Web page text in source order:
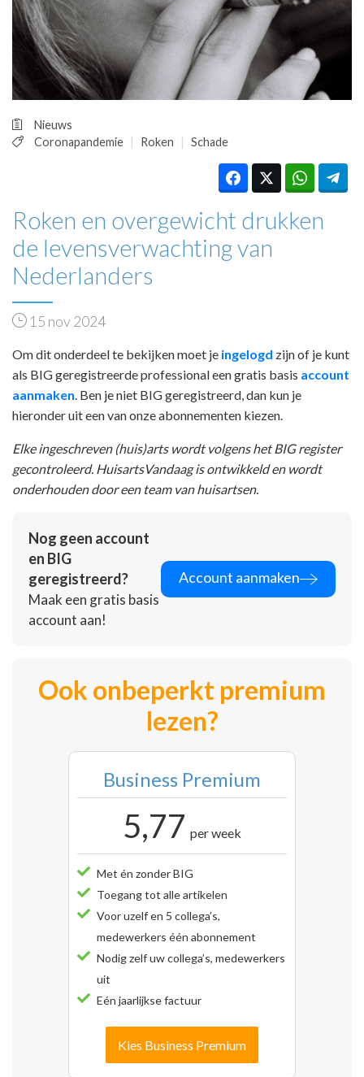
PRAKTIJKZAKEN
TARIEVEN
VPHUISARTSEN
MEDISCHE VAKHANDEL
REGISTRATIE
Nieuws
Coronapandemie
Roken Schade
Roken en overgewicht drukken
de levensverwachting van
Nederlanders
15 nov 2024
Om dit onderdeel te bekijken moet je ingelogd zijn of je kunt
als BIG geregistreerde professional een gratis basis account
aanmaken . Ben je niet BIG geregistreerd, dan kun je
hieronder uit een van onze abonnementen kiezen.
Elke ingeschreven (huis)arts wordt volgens het BIG register
gecontroleerd. HuisartsVandaag is ontwikkeld en wordt
onderhouden door een team van huisartsen.
Nog geen account
en BIG
geregistreerd?
Maak een gratis basis
account aan!
Account aanmaken
Ook onbeperkt premium
lezen?
Business Premium
5,77 per week
Met én zonder BIG
Toegang tot alle artikelen
Voor uzelf en 5 collega’s,
medewerkers één abonnement
Nodig zelf uw collega’s, medewerkers
uit
Eén jaarlijkse factuur
Kies Business Premium